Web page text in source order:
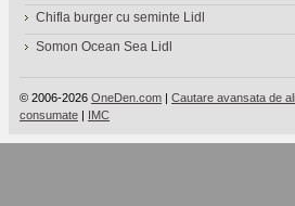
Chifla burger cu seminte Lidl
Somon Ocean Sea Lidl
© 2006-2026 OneDen.com | Cautare avansata de
consumate | IMC